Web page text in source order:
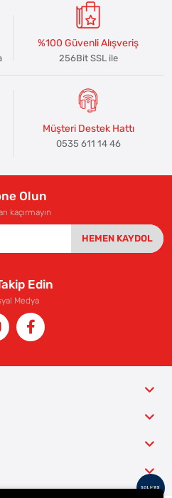
%100 Güvenli Alışveriş
256Bit SSL ile
Müşteri Destek Hattı
0535 611 14 46
Olun
kaçırmayın
HEMEN KAYDOL
Edin
Medya